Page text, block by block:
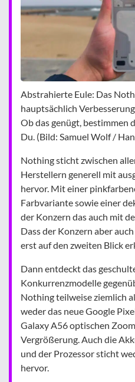
Abstrahierte Eule: Das
hauptsächlich
Ob das genügt, bestimmen
Du. (Bild: Samuel Wolf /
Nothing sticht zwischen
Herstellern generell mit
hervor. Mit einer
Farbvariante sowie einer
der Konzern das auch mit
Dass der Konzern aber
erst auf den zweiten Blick
Dann entdeckt das
Konkurrenzmodelle
Nothing teilweise ziemlich
weder das neue Google
Galaxy A56 optischen
Vergrößerung. Auch die
und der Prozessor sticht
hervor.